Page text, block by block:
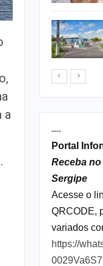
a
----
Portal
Receba
Sergipe
Acesse o
QRCODE,
variados
https://